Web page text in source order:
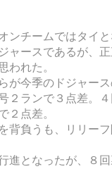
ンチームではタイ
ャースであるが、
われた。
が今季のドジャー
２ランで３点差。
２点差。
背負うも、リリー
進となったが、８